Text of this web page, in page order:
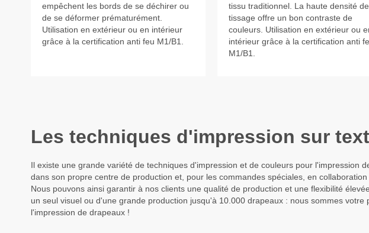
empêchent les bords de se déchirer ou
de se déformer prématurément.
Utilisation en extérieur ou en intérieur
grâce à la certification anti feu M1/B1.
tissu traditionnel. La haute densité de
tissage offre un bon contraste de
couleurs. Utilisation en extérieur ou
intérieur grâce à la certification anti
M1/B1.
Les techniques d'impression sur
Il existe une grande variété de techniques d'impression et de couleurs pour l'impression
dans son propre centre de production et, pour les commandes spéciales, en
Nous pouvons ainsi garantir à nos clients une qualité de production et une flexibilité
un seul visuel ou d'une grande production jusqu'à 10.000 drapeaux : nous sommes votre
l'impression de drapeaux !